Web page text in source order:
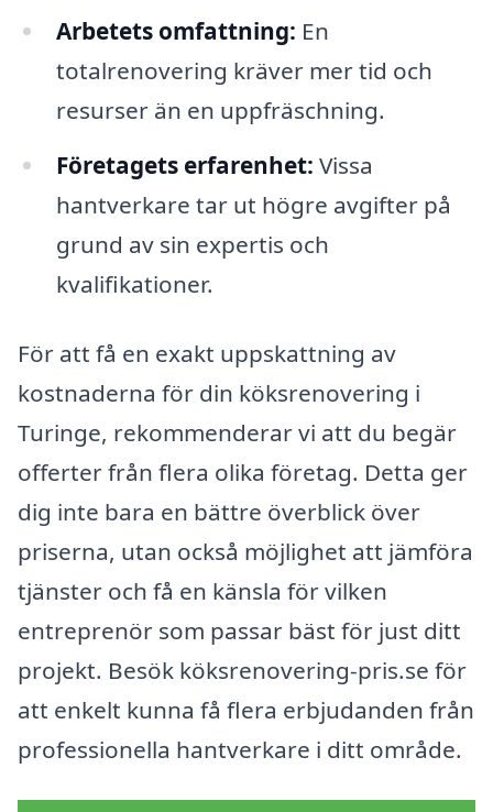
Arbetets omfattning: En
totalrenovering kräver mer tid och
resurser än en uppfräschning.
Företagets erfarenhet: Vissa
hantverkare tar ut högre avgifter på
grund av sin expertis och
kvalifikationer.
För att få en exakt uppskattning av
kostnaderna för din köksrenovering i
Turinge, rekommenderar vi att du begär
offerter från flera olika företag. Detta ger
dig inte bara en bättre överblick över
priserna, utan också möjlighet att jämföra
tjänster och få en känsla för vilken
entreprenör som passar bäst för just ditt
projekt. Besök köksrenovering-pris.se för
att enkelt kunna få flera erbjudanden från
professionella hantverkare i ditt område.